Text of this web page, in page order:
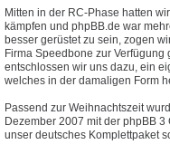
Mitten in der RC-Phase hatten
kämpfen und phpBB.de war
besser gerüstet zu sein, zogen
Firma Speedbone zur
entschlossen wir uns dazu, ein
welches in der damaligen Form
Passend zur Weihnachtszeit
Dezember 2007 mit der phpBB
unser deutsches Komplettpaket